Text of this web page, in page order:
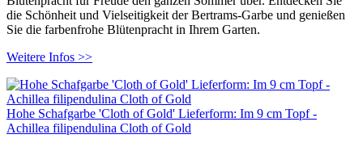
die Schönheit und Vielseitigkeit der Bertrams-Garbe und genießen
Sie die farbenfrohe Blütenpracht in Ihrem Garten.
Weitere Infos >>
Hohe Schafgarbe 'Cloth of Gold' Lieferform: Im 9 cm Topf -
Achillea filipendulina Cloth of Gold